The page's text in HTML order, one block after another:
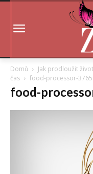
Domů
Jak prodloužit
čas
food-processor-
food-